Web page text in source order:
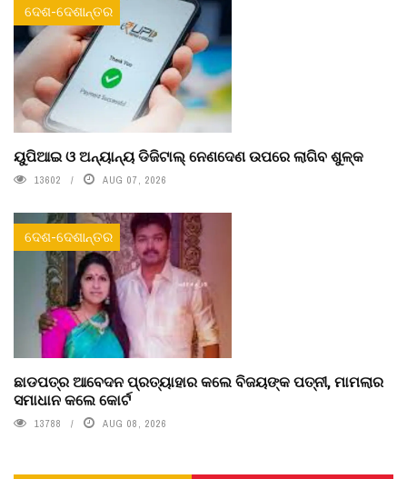
ଦେଶ-ଦେଶାନ୍ତର
ୟୁପିଆଇ ଓ ଅନ୍ୟାନ୍ୟ ଡିଜିଟାଲ୍ ନେଣଦେଣ ଉପରେ ଲାଗିବ ଶୁଳ୍କ
13602 AUG 07, 2026
ଦେଶ-ଦେଶାନ୍ତର
ଛାଡପତ୍ର ଆବେଦନ ପ୍ରତ୍ୟାହାର କଲେ ବିଜୟଙ୍କ ପତ୍ନୀ, ମାମଲାର
ସମାଧାନ କଲେ କୋର୍ଟ
13788 AUG 08, 2026